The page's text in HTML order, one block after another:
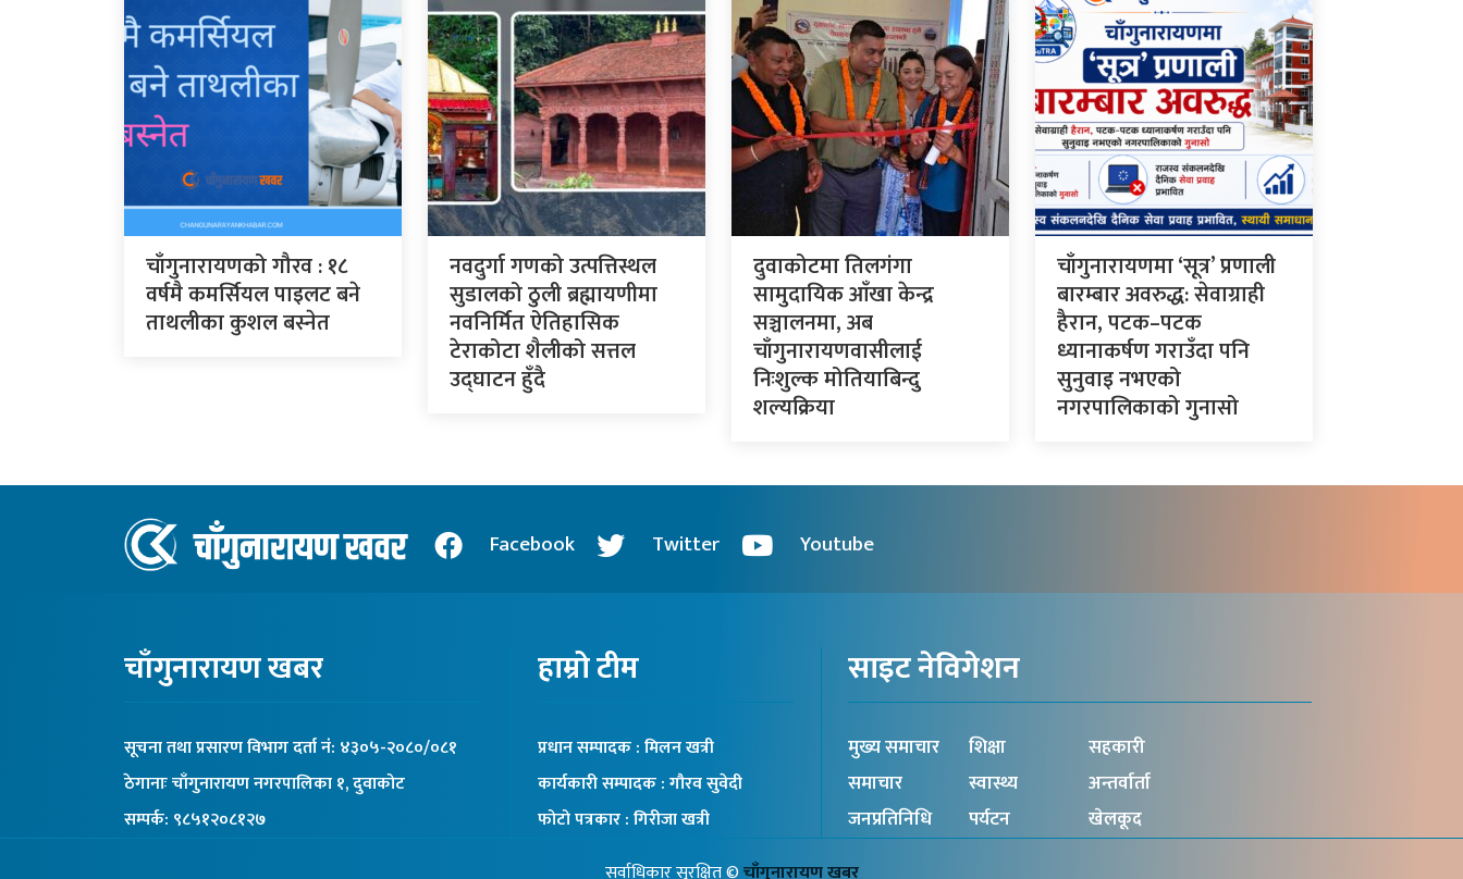
चाँगुनारायणको गौरव : १८
वर्षमै कमर्सियल पाइलट बने
ताथलीका कुशल बस्नेत
नवदुर्गा गणको उत्पत्तिस्थल
सुडालको ठुली ब्रह्मायणीमा
नवनिर्मित ऐतिहासिक
टेराकोटा शैलीको सत्तल
उद्घाटन हुँदै
दुवाकोटमा तिलगंगा
सामुदायिक आँखा केन्द्र
सञ्चालनमा, अब
चाँगुनारायणवासीलाई
निःशुल्क मोतियाबिन्दु
शल्यक्रिया
चाँगुनारायणमा ‘सूत्र’ प्रणाली
बारम्बार अवरुद्ध: सेवाग्राही
हैरान, पटक–पटक
ध्यानाकर्षण गराउँदा पनि
सुनुवाइ नभएको
नगरपालिकाको गुनासो
Facebook Twitter Youtube
चाँगुनारायण खबर
सूचना तथा प्रसारण विभाग दर्ता नंं: ४३०५-२०८०/०८१
ठेगानाः चाँगुनारायण नगरपालिका १, दुवाकोट
सम्पर्क: ९८५१२०८१२७
हाम्रो टीम
प्रधान सम्पादक : मिलन खत्री
कार्यकारी सम्पादक : गौरव सुवेदी
फोटो पत्रकार : गिरीजा खत्री
साइट नेविगेशन
मुख्य समाचार
समाचार
जनप्रतिनिधि
शिक्षा
स्वास्थ्य
पर्यटन
सहकारी
अन्तर्वार्ता
खेलकूद
सर्वाधिकार सुरक्षित ©चाँगुनारायण खबर